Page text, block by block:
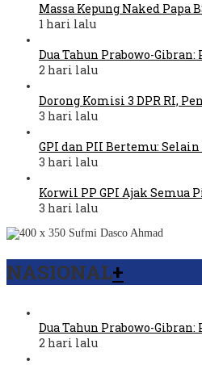
Massa Kepung Naked Papa
1 hari lalu
Dua Tahun Prabowo-
2 hari lalu
Dorong Komisi 3 DPR RI,
3 hari lalu
GPI dan PII Bertemu:
3 hari lalu
Korwil PP GPI Ajak Semua
3 hari lalu
NASIONAL+
Dua Tahun Prabowo-
2 hari lalu